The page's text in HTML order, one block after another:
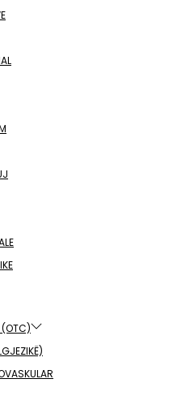
(OTC)